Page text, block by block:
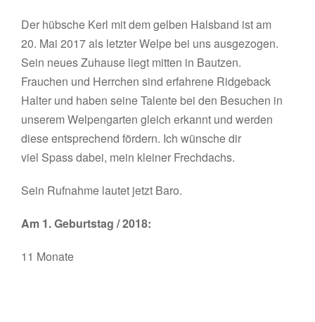
Der hübsche Kerl mit dem gelben Halsband ist am
20. Mai 2017 als letzter Welpe bei uns ausgezogen.
Sein neues Zuhause liegt mitten in Bautzen.
Frauchen und Herrchen sind erfahrene Ridgeback
Halter und haben seine Talente bei den Besuchen in
unserem Welpengarten gleich erkannt und werden
diese entsprechend fördern. Ich wünsche dir
viel Spass dabei, mein kleiner Frechdachs.
Sein Rufnahme lautet jetzt Baro.
Am 1. Geburtstag / 2018:
11 Monate